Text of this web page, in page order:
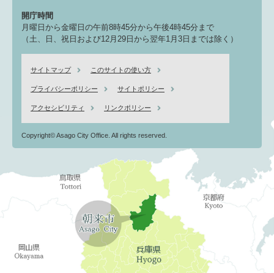
開庁時間
月曜日から金曜日の午前8時45分から午後4時45分まで
（土、日、祝日および12月29日から翌年1月3日までは除く）
サイトマップ このサイトの使い方
プライバシーポリシー サイトポリシー
アクセシビリティ リンクポリシー
Copyright© Asago City Office. All rights reserved.